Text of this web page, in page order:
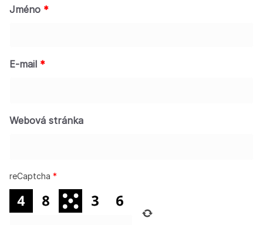
Jméno *
E-mail *
Webová stránka
reCaptcha *